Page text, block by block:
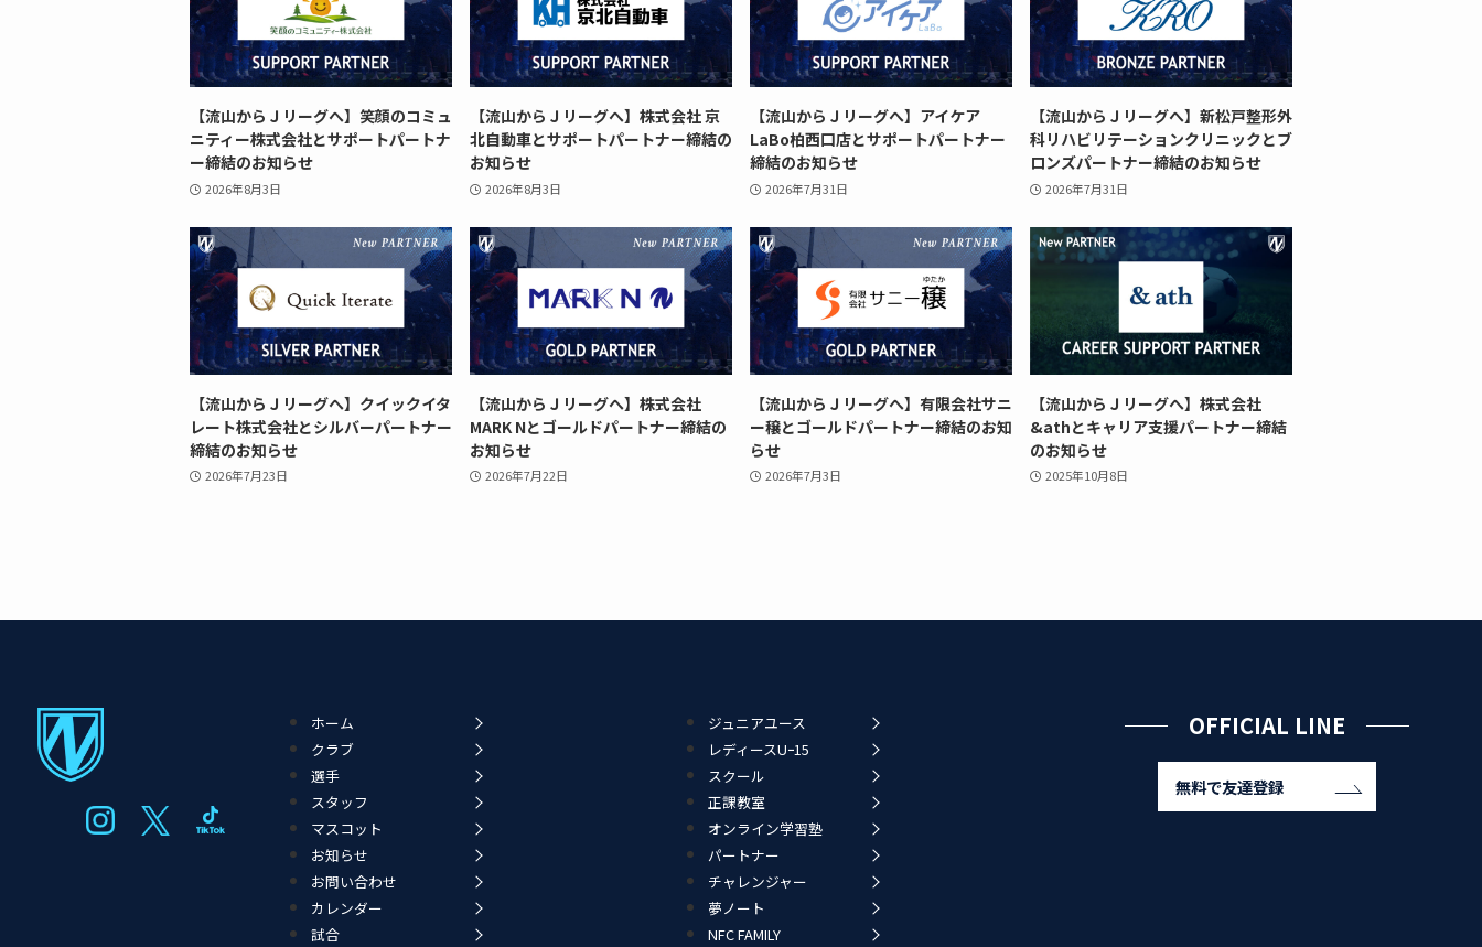
【流山からＪリーグへ】笑顔のコミュ
ニティー株式会社とサポートパートナ
ー締結のお知らせ
2026年8月3日
【流山からＪリーグへ】株式会社 京
北自動車とサポートパートナー締結の
お知らせ
2026年8月3日
【流山からＪリーグへ】アイケア
LaBo柏西口店とサポートパートナー
締結のお知らせ
2026年7月31日
【流山からＪリーグへ】新松戸整形外
科リハビリテーションクリニックとブ
ロンズパートナー締結のお知らせ
2026年7月31日
【流山からＪリーグへ】クイックイタ
レート株式会社とシルバーパートナー
締結のお知らせ
2026年7月23日
【流山からＪリーグへ】株式会社
MARK Nとゴールドパートナー締結の
お知らせ
2026年7月22日
【流山からＪリーグへ】有限会社サニ
ー穣とゴールドパートナー締結のお知
らせ
2026年7月3日
【流山からＪリーグへ】株式会社
&athとキャリア支援パートナー締結
のお知らせ
2025年10月8日
ホーム
クラブ
選手
スタッフ
マスコット
お知らせ
お問い合わせ
カレンダー
試合
ジュニアユース
レディースUｰ15
スクール
正課教室
オンライン学習塾
パートナー
チャレンジャー
夢ノート
NFC FAMILY
OFFICIAL LINE
無料で友達登録